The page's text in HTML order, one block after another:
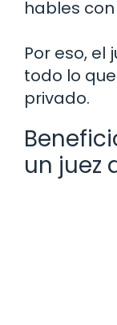
hables
Por eso, el
todo lo
privado.
un juez